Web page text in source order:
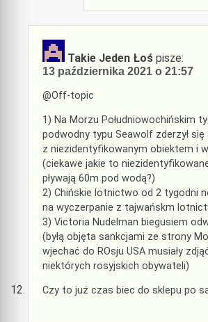
Takie Jeden Łoś pisze:
13 października 2021 o 21:57
@Off-topic
1) Na Morzu Południowochińskim
podwodny typu Seawolf zderzył się
z niezidentyfikowanym obiektem i
(ciekawe jakie to
pływają 60m pod wodą?)
2) Chińskie lotnictwo od 2 tygodni
na wyczerpanie z tajwańskm
3) Victoria Nudelman biegusiem
(byłą objęta sankcjami ze strony
wjechać do ROsju USA musiały
niektórych rosyjskich obywateli)
Czy to już czas biec do sklepu po